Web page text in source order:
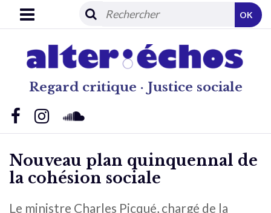
Regard critique · Justice sociale
OK
Nouveau plan quinquennal de
la cohésion sociale
Le ministre Charles Picqué, chargé de la